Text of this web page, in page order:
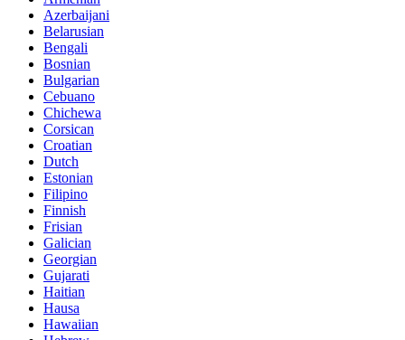
Azerbaijani
Belarusian
Bengali
Bosnian
Bulgarian
Cebuano
Chichewa
Corsican
Croatian
Dutch
Estonian
Filipino
Finnish
Frisian
Galician
Georgian
Gujarati
Haitian
Hausa
Hawaiian